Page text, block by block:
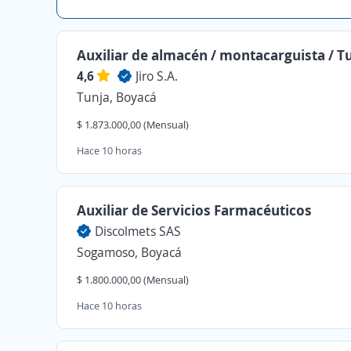
Auxiliar de almacén / montacarguista /
4,6
Jiro S.A.
Tunja, Boyacá
$ 1.873.000,00 (Mensual)
Hace 10 horas
Auxiliar de Servicios Farmacéuticos
Discolmets SAS
Sogamoso, Boyacá
$ 1.800.000,00 (Mensual)
Hace 10 horas